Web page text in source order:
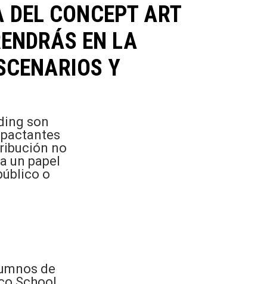
CONCEPT ART
EN LA
Y
son
no
un papel
o
de